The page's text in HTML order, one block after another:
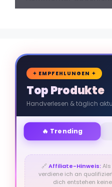
✦ EMPFEHLUNGEN ✦
Top Produkte
Handverlesen & täglich
🔥 Trending
🔗Affiliate-Hinweis:
verdiene ich an
dich entstehen